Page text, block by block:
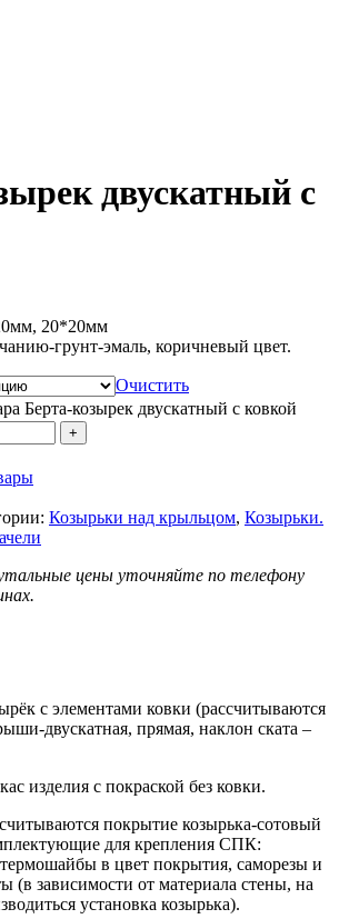
двускатный с
20*20мм
грунт-эмаль, коричневый цвет.
Очистить
Берта-козырек двускатный с ковкой
Козырьки над крыльцом, Козырьки.
цены уточняйте по телефону
с элементами ковки (рассчитываются
двускатная, прямая, наклон ската –
изделия с покраской без ковки.
покрытие козырька-сотовый
для крепления СПК:
в цвет покрытия, саморезы и
(в зависимости от материала стены, на
установка козырька).